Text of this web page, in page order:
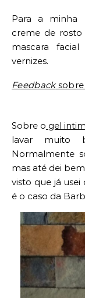
Para a minha
creme de rosto
mascara
vernizes.
Feedbacksobre
Sobre o gel
lavar muito
Normalmente
mas até dei
visto que já usei
é o caso da